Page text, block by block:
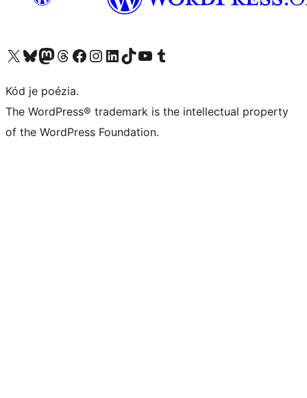
Navštívte náš účet na X (predtým Twitter)
Navštívte náš účet na platforme Bluesky
Navštívte náš účet na Mastodone
Navštívte náš účet na platforme Threads
Navštívte našu stránku na Facebooku
Navštívte náš účet Instagram
Navštívte náš účet LinkedIn
Navštívte náš účet na platforme TikTok
Navštívte náš kanál YouTube
Navštívte náš účet na platforme Tumblr
Kód je poézia.
The WordPress® trademark is the intellectual property
of the WordPress Foundation.